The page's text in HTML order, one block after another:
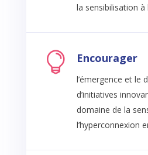
la sensibilisation à
 Encourager
l’émergence et le
d’initiatives
domaine de la
l’hyperconnexion